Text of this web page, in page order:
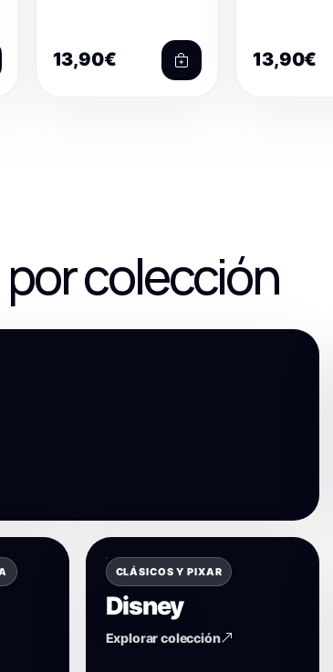
13,90€ 13,90€
colección
CLÁSICOS Y PIXAR
Disney
Explorar colección